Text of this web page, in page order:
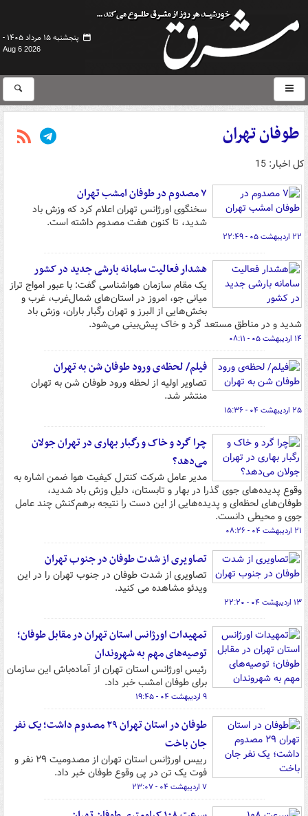
پنجشنبه ۱۵ مرداد ۱۴۰۵ -
Aug 6 2026
طوفان تهران
کل اخبار: 15
۷ مصدوم در طوفان امشب تهران
سخنگوی اورژانس تهران اعلام کرد که وزش باد
شدید، تا کنون هفت مصدوم داشته است.
۲۲ اردیبهشت ۰۵ - ۲۲:۴۹
هشدار فعالیت سامانه بارشی جدید در کشور
یک مقام سازمان هواشناسی گفت: با عبور امواج تراز
میانی جو، امروز در استان‌های شمال‌غرب، غرب و
بخش‌هایی از البرز و تهران رگبار باران، وزش باد
شدید و در مناطق مستعد گرد و خاک پیش‌بینی می‌شود.
۱۴ اردیبهشت ۰۵ - ۰۸:۱۱
فیلم/ لحظه‌ی ورود طوفان شن به تهران
تصاویر اولیه از لحظه ورود طوفان شن به تهران
منتشر شد.
۲۵ اردیبهشت ۰۴ - ۱۵:۳۶
چرا گرد و خاک و رگبار بهاری در تهران جولان
می‌دهد؟
مدیر عامل شرکت کنترل کیفیت هوا ضمن اشاره به
وقوع پدیده‌های جوی گذرا در بهار و تابستان، دلیل وزش باد شدید،
طوفان‌های لحظه‌ای و پدیده‌هایی از این دست را نتیجه‌ برهم‌کنش چند عامل
جوی و محیطی دانست.
۲۱ اردیبهشت ۰۴ - ۰۸:۲۶
تصاویری از شدت طوفان در جنوب تهران
تصاویری از شدت طوفان در جنوب تهران را در این
ویدئو مشاهده می کنید.
۱۳ اردیبهشت ۰۴ - ۲۲:۲۰
تمهیدات اورژانس استان تهران در مقابل طوفان؛
توصیه‌های مهم به شهروندان
رئیس اورژانس استان تهران از آماده‌باش این سازمان
برای طوفان امشب خبر داد.
۹ اردیبهشت ۰۴ - ۱۹:۴۵
طوفان در استان تهران ۲۹ مصدوم داشت؛ یک نفر
جان باخت
رییس اورژانس استان تهران از مصدومیت ۲۹ نفر و
فوت یک تن در پی وقوع طوفان خبر داد.
۷ اردیبهشت ۰۴ - ۲۳:۰۷